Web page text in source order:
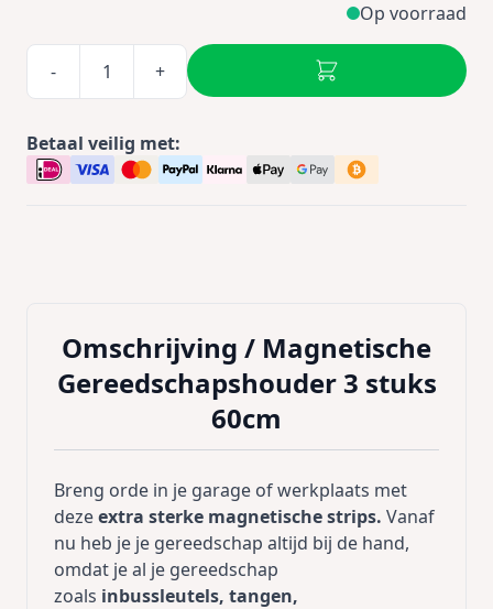
Op voorraad
- +
Betaal veilig met:
Omschrijving / Magnetische
Gereedschapshouder 3 stuks
60cm
Breng orde in je garage of werkplaats met
dezeextra sterke magnetische strips. Vanaf
nu heb je je gereedschap altijd bij de hand,
omdat je al je gereedschap
zoals inbussleutels, tangen,